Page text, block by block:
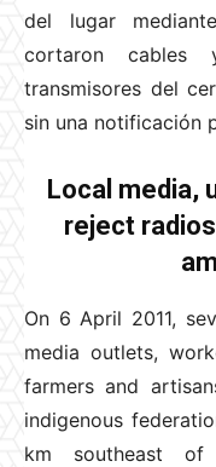
del lugar
cortaron
transmisores del
sin una notificación
Local media,
reject
On 6 April 2011,
media outlets,
farmers and
indigenous
km southeast of